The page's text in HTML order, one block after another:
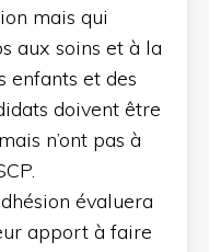
mais qui
aux soins et à la
enfants et des
doivent être
n’ont pas à
évaluera
apport à faire